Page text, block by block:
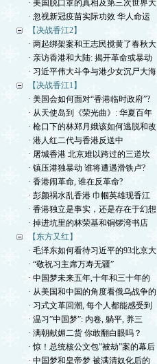
· 美国脱口罩的真相及第三次世界大
· 忽视新冠疫苗实际功效 华人命运
【决战香江2】
· 两起绑架案和王志民搅黄了春秋大
· 亲访香港和大陆: 揭开革命或暴动
· 习近平伟大斗争与港少女沉尸大海
【决战香江1】
· 美国会如何面对“香港临时政府”?
· 从天使岛到《荣光曲》: 华夏百年
· 枪口下的林郑月娥该如何逃脱和改
· 港人红二代与香港反送中
· 屠城香港 北京难以跨过的三道坎
· 镇压港独暴动 谁将遭遇滑铁卢?
· 香港闹革命, 谁在反革命?
· 彭颜祸水乱香港 巾帼英雄现香江
· 香港独立是事实，还是存在于幻想
· 掉进坑里的林荣基和铜锣湾书店
【东方又红】
· 毛泽东如何看待习近平的93北京大
· “敬祝习主席万寿无疆”
· 中国梦未来五年,十年和三十年的
· 从美国和中国的角度看俄乌战争的
· 习式文革回潮, 每个人都能感受到
· 温习”中国梦”: 内卷, 躺平, 养三
· 满朝献媚二货 你敢翻白眼吗？
· 惊！总统核公文包”被劫”案的幕后
· 中国梦和皇帝梦 被满清奴化后的